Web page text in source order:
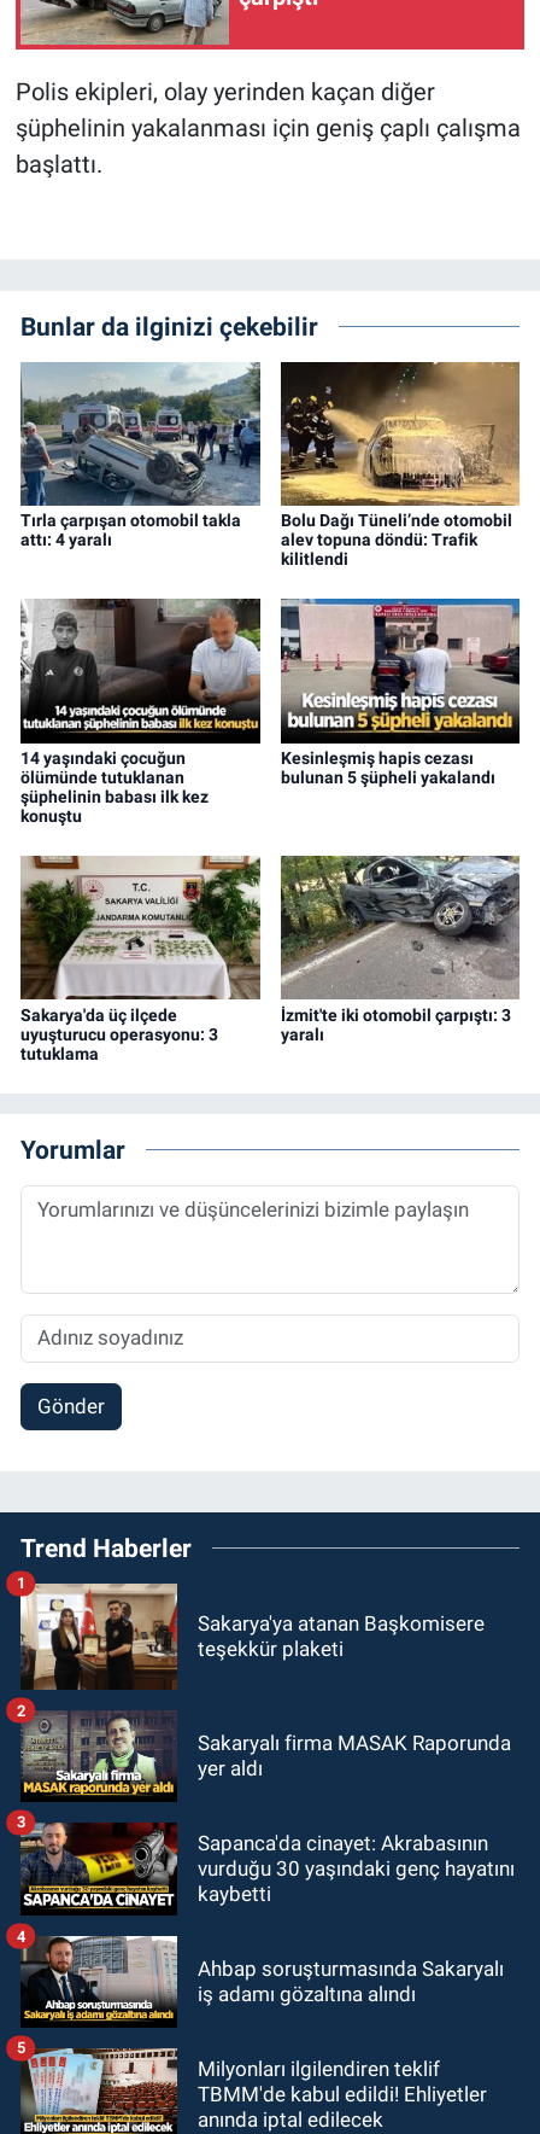
Polis ekipleri, olay yerinden kaçan diğer
şüphelinin yakalanması için geniş çaplı çalışma
başlattı.
Bunlar da ilginizi çekebilir
Tırla çarpışan otomobil takla
attı: 4 yaralı
Bolu Dağı Tüneli’nde otomobil
alev topuna döndü: Trafik
kilitlendi
14 yaşındaki çocuğun
ölümünde tutuklanan
şüphelinin babası ilk kez
konuştu
Kesinleşmiş hapis cezası
bulunan 5 şüpheli yakalandı
Sakarya'da üç ilçede
uyuşturucu operasyonu: 3
tutuklama
İzmit'te iki otomobil çarpıştı: 3
yaralı
Yorumlar
Gönder
Trend Haberler
Sakarya'ya atanan Başkomisere
teşekkür plaketi
1
Sakaryalı firma MASAK Raporunda
yer aldı
2
Sapanca'da cinayet: Akrabasının
vurduğu 30 yaşındaki genç hayatını
kaybetti
3
Ahbap soruşturmasında Sakaryalı
iş adamı gözaltına alındı
4
Milyonları ilgilendiren teklif
TBMM'de kabul edildi! Ehliyetler
anında iptal edilecek
5